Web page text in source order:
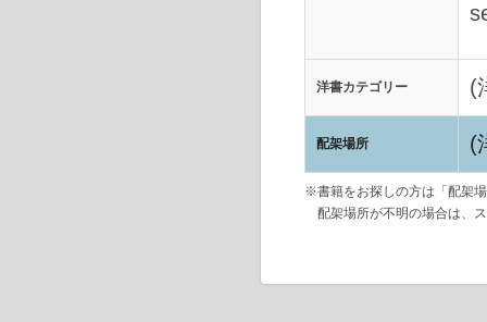
洋書カテゴリー (
配架場所 (
※書籍をお探しの方は「配架
配架場所が不明の場合は、